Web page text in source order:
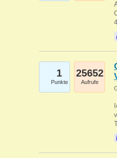
1
Punkte
25652
Aufrufe